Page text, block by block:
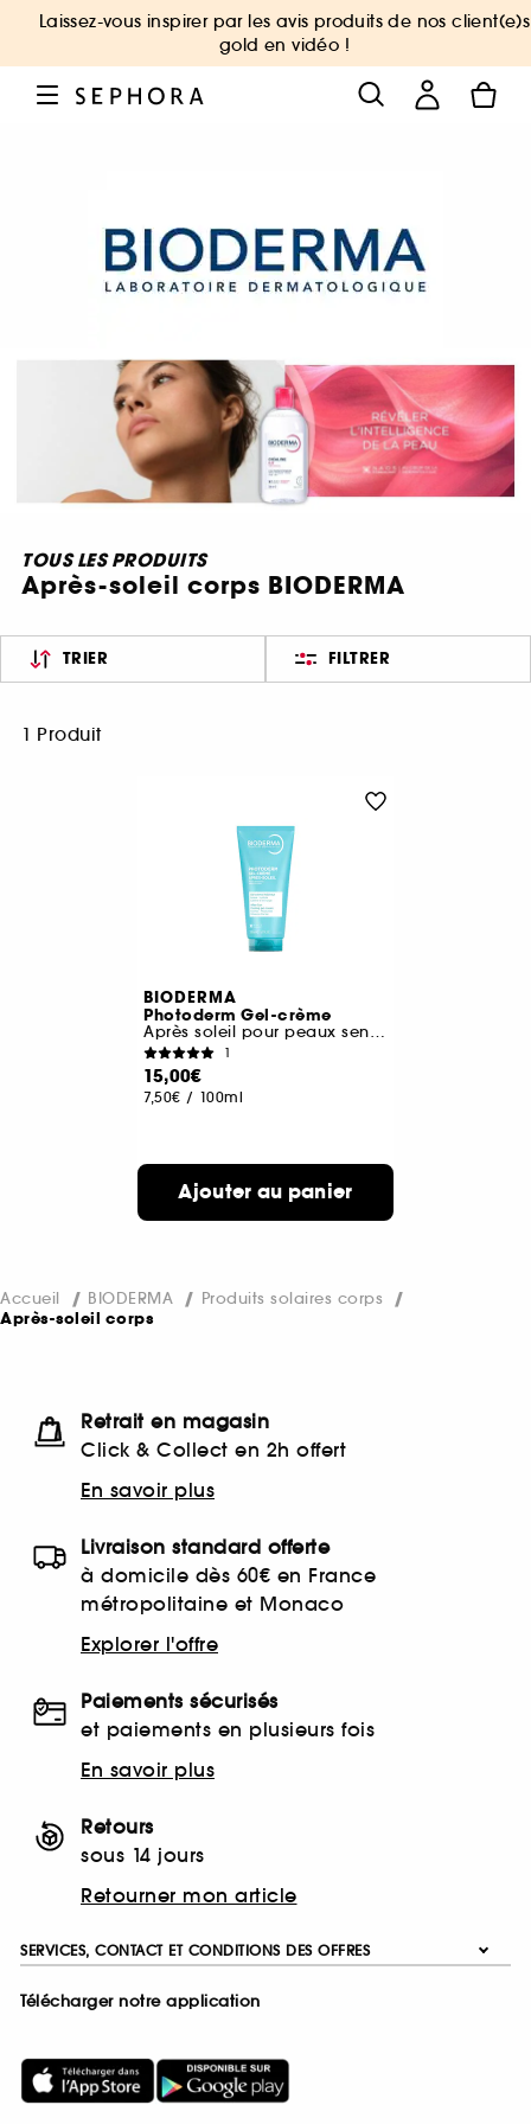
Laissez-vous inspirer par les avis produits de nos client(e)s
gold en vidéo !
TOUS LES PRODUITS
Après-soleil corps BIODERMA
TRIER FILTRER
1 Produit
BIODERMA
Photoderm Gel-crème
Après soleil pour peaux sensibles
1
15,00€
7,50€ / 100ml
Ajouter au panier
Accueil BIODERMA Produits solaires corps
Après-soleil corps
Retrait en magasin
Click & Collect en 2h offert
En savoir plus
Livraison standard offerte
à domicile dès 60€ en France
métropolitaine et Monaco
Explorer l'offre
Paiements sécurisés
et paiements en plusieurs fois
En savoir plus
Retours
sous 14 jours
Retourner mon article
SERVICES, CONTACT ET CONDITIONS DES OFFRES
Télécharger notre application